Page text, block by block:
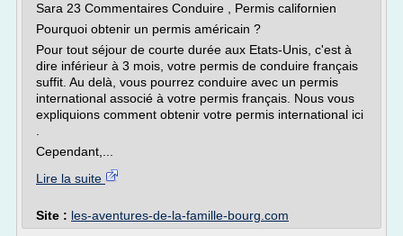
Sara 23 Commentaires Conduire , Permis californien
Pourquoi obtenir un permis américain ?
Pour tout séjour de courte durée aux Etats-Unis, c'est à
dire inférieur à 3 mois, votre permis de conduire français
suffit. Au delà, vous pourrez conduire avec un permis
international associé à votre permis français. Nous vous
expliquions comment obtenir votre permis international ici
Cependant,...
Lire la suite
Site : les-aventures-de-la-famille-bourg.com